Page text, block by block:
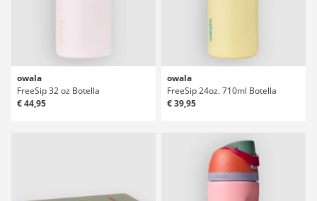
owala
FreeSip 32 oz Botella
€ 44,95
owala
FreeSip 24oz. 710ml Botella
€ 39,95